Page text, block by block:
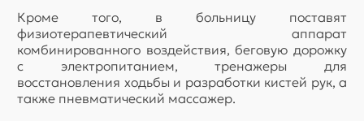
Кроме того, в больницу поставят
физиотерапевтический аппарат
комбинированного воздействия, беговую дорожку
с электропитанием, тренажеры для
восстановления ходьбы и разработки кистей рук, а
также пневматический массажер.